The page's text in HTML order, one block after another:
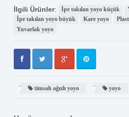
İlgili Ürünler: İpe takılan yoyo küçük
İpe takılan yoyo büyük
Kare yoyo
Yuvarlak yoyo
timsah ağızlı yoyo yoyo